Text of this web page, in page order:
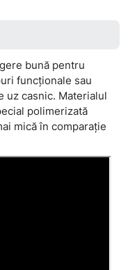
bună pentru
funcționale sau
uz casnic. Materialul
polimerizată
mică în comparație